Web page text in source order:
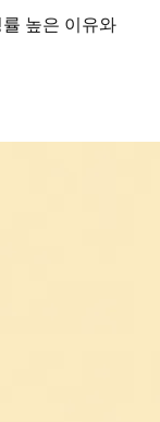
높은 이유와